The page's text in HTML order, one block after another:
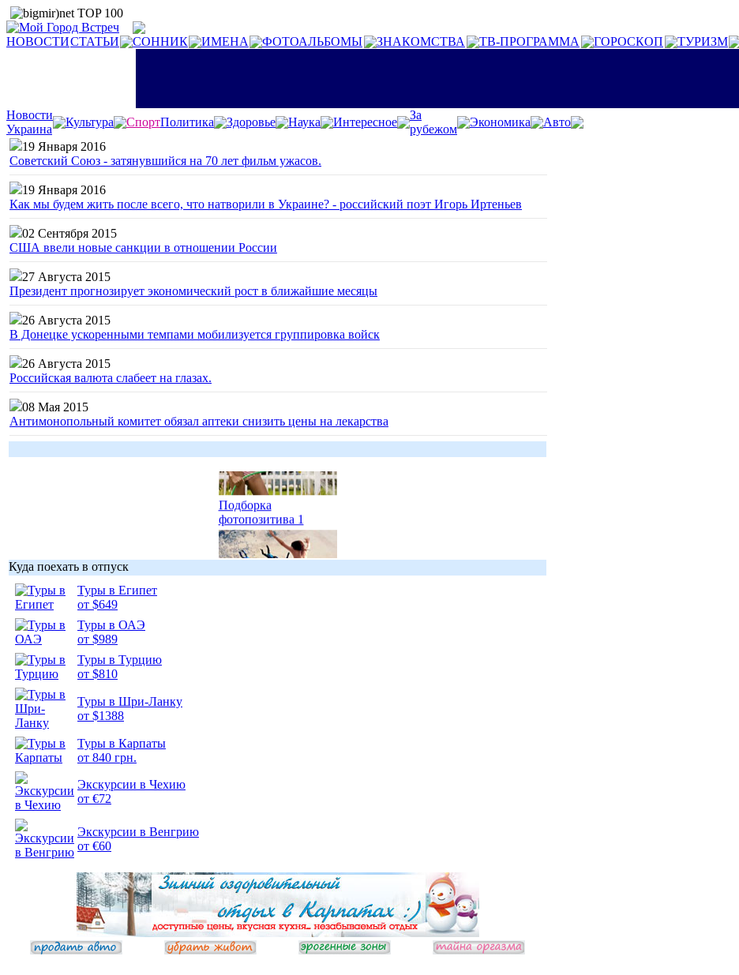
НОВОСТИСТАТЬИ СОННИК ИМЕНА ФОТОАЛЬБОМЫ ЗНАКОМСТВА ТВ-ПРОГРАММА ГОРОСКОП ТУРИЗМ
Новости
Украина
Культура СпортПолитика Здоровье Наука Интересное
За
рубежом
Экономика
Авто
19 Января 2016
Советский Союз - затянувшийся на 70 лет фильм ужасов.
19 Января 2016
Как мы будем жить после всего, что натворили в Украине? - российский поэт Игорь Иртеньев
02 Сентября 2015
США ввели новые санкции в отношении России
27 Августа 2015
Президент прогнозирует экономический рост в ближайшие месяцы
26 Августа 2015
В Донецке ускоренными темпами мобилизуется группировка войск
26 Августа 2015
Российская валюта слабеет на глазах.
08 Мая 2015
Антимонопольный комитет обязал аптеки снизить цены на лекарства
Подборка
фотопозитива 1
Куда поехать в отпуск
Туры в Египет
от $649
Туры в ОАЭ
от $989
Туры в Турцию
от $810
Туры в Шри-Ланку
от $1388
Туры в Карпаты
от 840 грн.
Экскурсии в Чехию
от €72
Экскурсии в Венгрию
от €60